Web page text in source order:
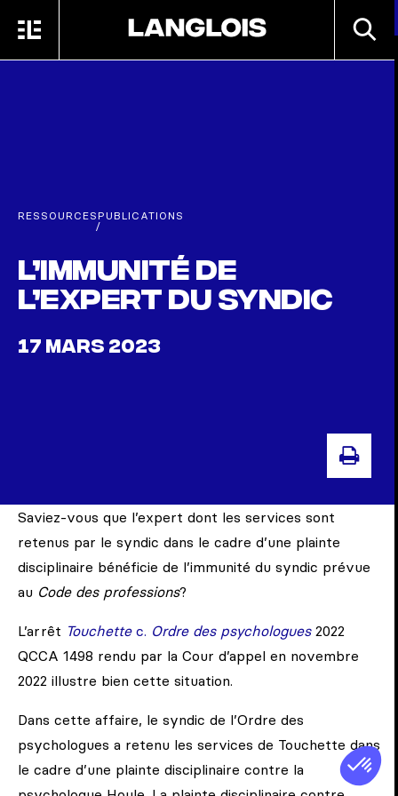
MENU
RESSOURCES
/
PUBLICATIONS
L’immunité de
l’expert du syndic
17 MARS 2023
Saviez-vous que l’expert dont les services sont
retenus par le syndic dans le cadre d’une plainte
disciplinaire bénéficie de l’immunité du syndic prévue
au Code des professions?
L’arrêt Touchette c. Ordre des psychologues2022
QCCA 1498 rendu par la Cour d’appel en novembre
2022 illustre bien cette situation.
Dans cette affaire, le syndic de l’Ordre des
psychologues a retenu les services de Touchette dans
le cadre d’une plainte disciplinaire contre la